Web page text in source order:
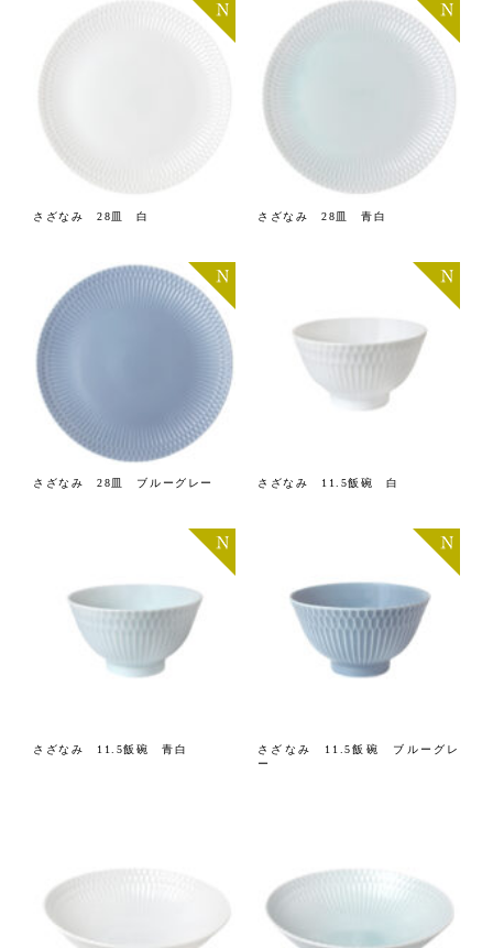
さざなみ 28皿 白 さざなみ 28皿 青白
さざなみ 28皿 ブルーグレー さざなみ 11.5飯碗 白
さざなみ 11.5飯碗 青白
さざなみ 11.5飯碗 ブルーグレ
ー